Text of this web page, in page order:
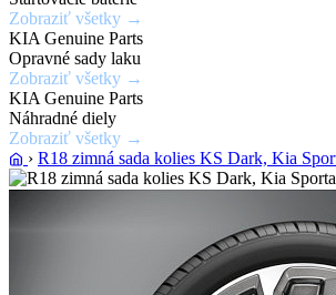
ponuku
Zobraziť všetky →
KIA Genuine Parts
Opravné sady laku
Zobraziť všetky →
KIA Genuine Parts
Náhradné diely
Zobraziť všetky →
› R18 zimná sada kolies KS Dark, Kia